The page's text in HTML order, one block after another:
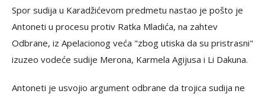
Spor sudija u Karadžićevom predmetu nastao je pošto je
Antoneti u procesu protiv Ratka Mladića, na zahtev
Odbrane, iz Apelacionog veća "zbog utiska da su pristrasni"
izuzeo vodeće sudije Merona, Karmela Agijusa i Li Dakuna.
Antoneti je usvojio argument odbrane da trojica sudija ne